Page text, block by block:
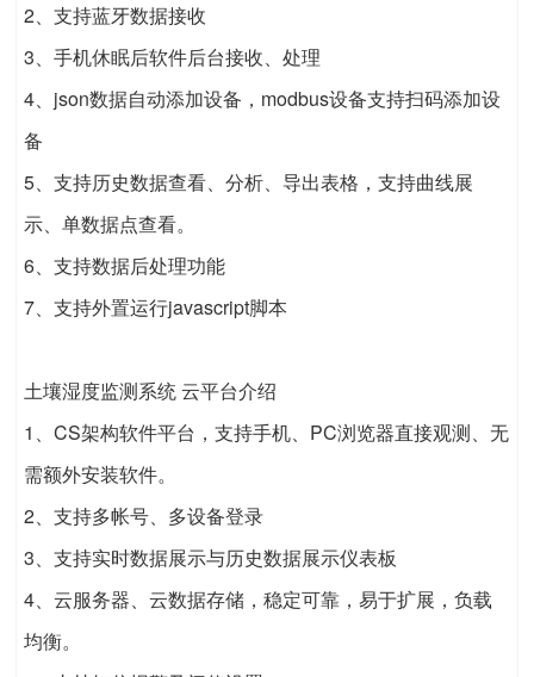
2、支持蓝牙数据接收
3、手机休眠后软件后台接收、处理
4、json数据自动添加设备，modbus设备支持扫码添加设
备
5、支持历史数据查看、分析、导出表格，支持曲线展
示、单数据点查看。
6、支持数据后处理功能
7、支持外置运行javascript脚本
土壤湿度监测系统 云平台介绍
1、CS架构软件平台，支持手机、PC浏览器直接观测、无
需额外安装软件。
2、支持多帐号、多设备登录
3、支持实时数据展示与历史数据展示仪表板
4、云服务器、云数据存储，稳定可靠，易于扩展，负载
均衡。